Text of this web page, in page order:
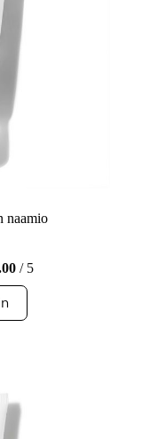
naamio
/ 5